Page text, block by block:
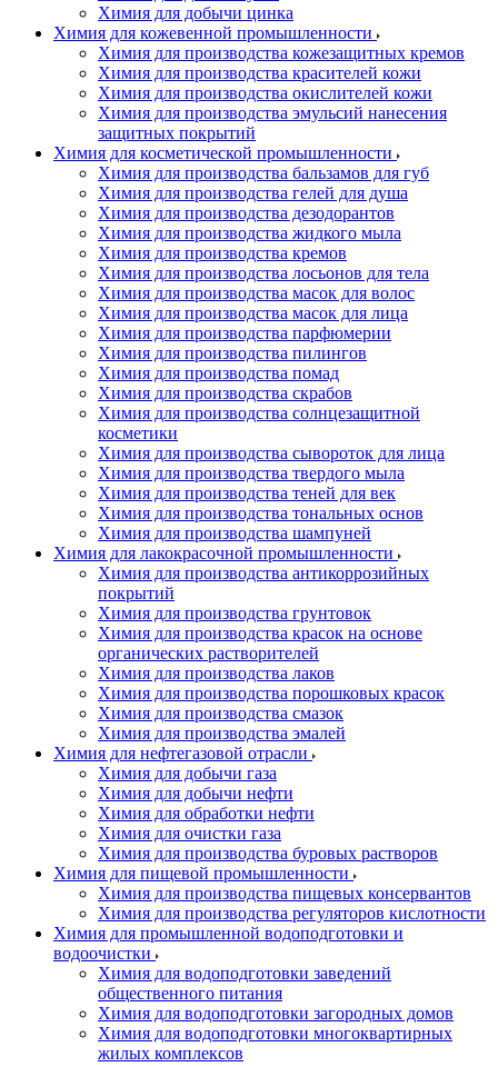
Химия для добычи цинка
Химия для кожевенной промышленности
Химия для производства кожезащитных кремов
Химия для производства красителей кожи
Химия для производства окислителей кожи
Химия для производства эмульсий нанесения
защитных покрытий
Химия для косметической промышленности
Химия для производства бальзамов для губ
Химия для производства гелей для душа
Химия для производства дезодорантов
Химия для производства жидкого мыла
Химия для производства кремов
Химия для производства лосьонов для тела
Химия для производства масок для волос
Химия для производства масок для лица
Химия для производства парфюмерии
Химия для производства пилингов
Химия для производства помад
Химия для производства скрабов
Химия для производства солнцезащитной
косметики
Химия для производства сывороток для лица
Химия для производства твердого мыла
Химия для производства теней для век
Химия для производства тональных основ
Химия для производства шампуней
Химия для лакокрасочной промышленности
Химия для производства антикоррозийных
покрытий
Химия для производства грунтовок
Химия для производства красок на основе
органических растворителей
Химия для производства лаков
Химия для производства порошковых красок
Химия для производства смазок
Химия для производства эмалей
Химия для нефтегазовой отрасли
Химия для добычи газа
Химия для добычи нефти
Химия для обработки нефти
Химия для очистки газа
Химия для производства буровых растворов
Химия для пищевой промышленности
Химия для производства пищевых консервантов
Химия для производства регуляторов кислотности
Химия для промышленной водоподготовки и
водоочистки
Химия для водоподготовки заведений
общественного питания
Химия для водоподготовки загородных домов
Химия для водоподготовки многоквартирных
жилых комплексов